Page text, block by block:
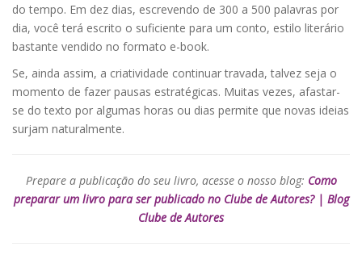
do tempo. Em dez dias, escrevendo de 300 a 500 palavras por
dia, você terá escrito o suficiente para um conto, estilo literário
bastante vendido no formato e-book.
Se, ainda assim, a criatividade continuar travada, talvez seja o
momento de fazer pausas estratégicas. Muitas vezes, afastar-
se do texto por algumas horas ou dias permite que novas ideias
surjam naturalmente.
Prepare a publicação do seu livro, acesse o nosso blog: Como
preparar um livro para ser publicado no Clube de Autores? | Blog
Clube de Autores